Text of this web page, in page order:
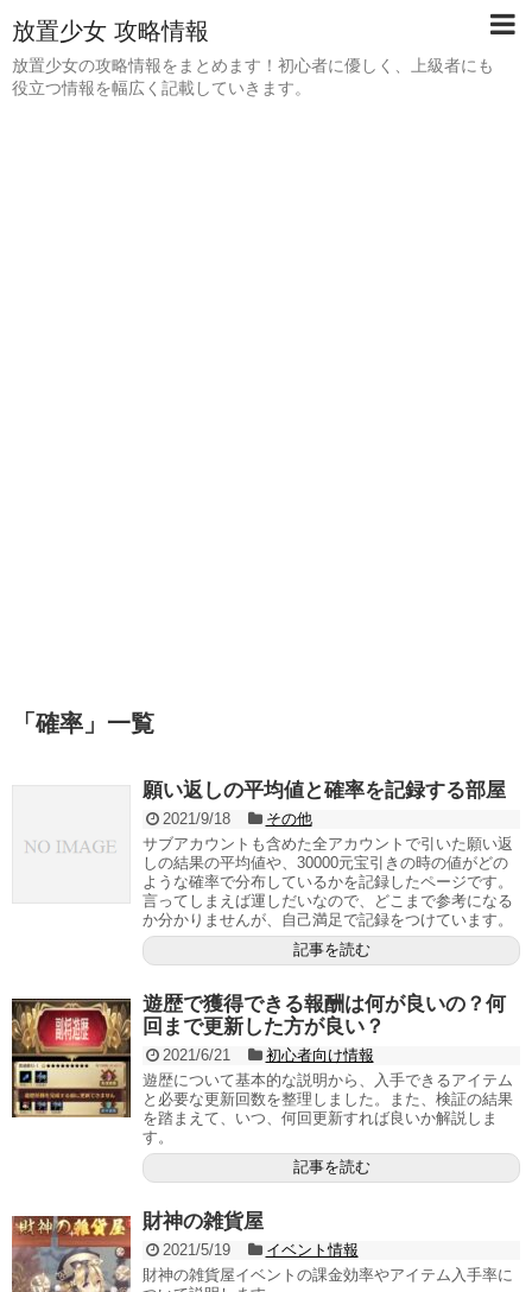
放置少女 攻略情報
放置少女の攻略情報をまとめます！初心者に優しく、上級者にも
役立つ情報を幅広く記載していきます。
「 確率 」 一覧
願い返しの平均値と確率を記録する部屋
2021/9/18
その他
サブアカウントも含めた全アカウントで引いた願い返
しの結果の平均値や、30000元宝引きの時の値がどの
ような確率で分布しているかを記録したページです。
言ってしまえば運しだいなので、どこまで参考になる
か分かりませんが、自己満足で記録をつけています。
記事を読む
遊歴で獲得できる報酬は何が良いの？何
回まで更新した方が良い？
2021/6/21
初心者向け情報
遊歴について基本的な説明から、入手できるアイテム
と必要な更新回数を整理しました。また、検証の結果
を踏まえて、いつ、何回更新すれば良いか解説しま
す。
記事を読む
財神の雑貨屋
2021/5/19
イベント情報
財神の雑貨屋イベントの課金効率やアイテム入手率に